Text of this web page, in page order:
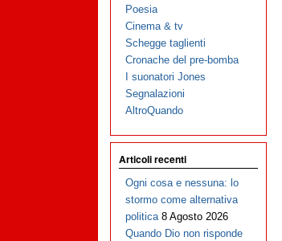
Poesia
Cinema & tv
Schegge taglienti
Cronache del pre-bomba
I suonatori Jones
Segnalazioni
AltroQuando
Articoli recenti
Ogni cosa e nessuna: lo
stormo come alternativa
politica 8 Agosto 2026
Quando Dio non risponde